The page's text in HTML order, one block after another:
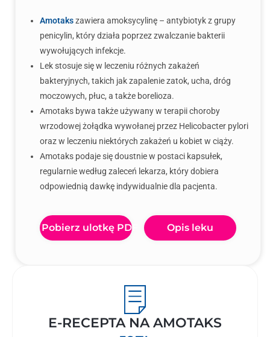
Amotakszawiera amoksycylinę – antybiotyk z grupy
penicylin, który działa poprzez zwalczanie bakterii
wywołujących infekcje.
Lek stosuje się w leczeniu różnych zakażeń
bakteryjnych, takich jak zapalenie zatok, ucha, dróg
moczowych, płuc, a także borelioza.
Amotaks bywa także używany w terapii choroby
wrzodowej żołądka wywołanej przez Helicobacter pylori
oraz w leczeniu niektórych zakażeń u kobiet w ciąży.
Amotaks podaje się doustnie w postaci kapsułek,
regularnie według zaleceń lekarza, który dobiera
odpowiednią dawkę indywidualnie dla pacjenta.
Pobierz ulotkę PDF Opis leku
E-RECEPTA NA AMOTAKS